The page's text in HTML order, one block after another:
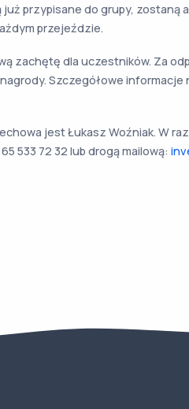
już przypisane do grupy,
przejeździe.
zachętę dla uczestników. Za
Szczegółowe
jest Łukasz Woźniak. W
533 72 32 lub drogą mailową: